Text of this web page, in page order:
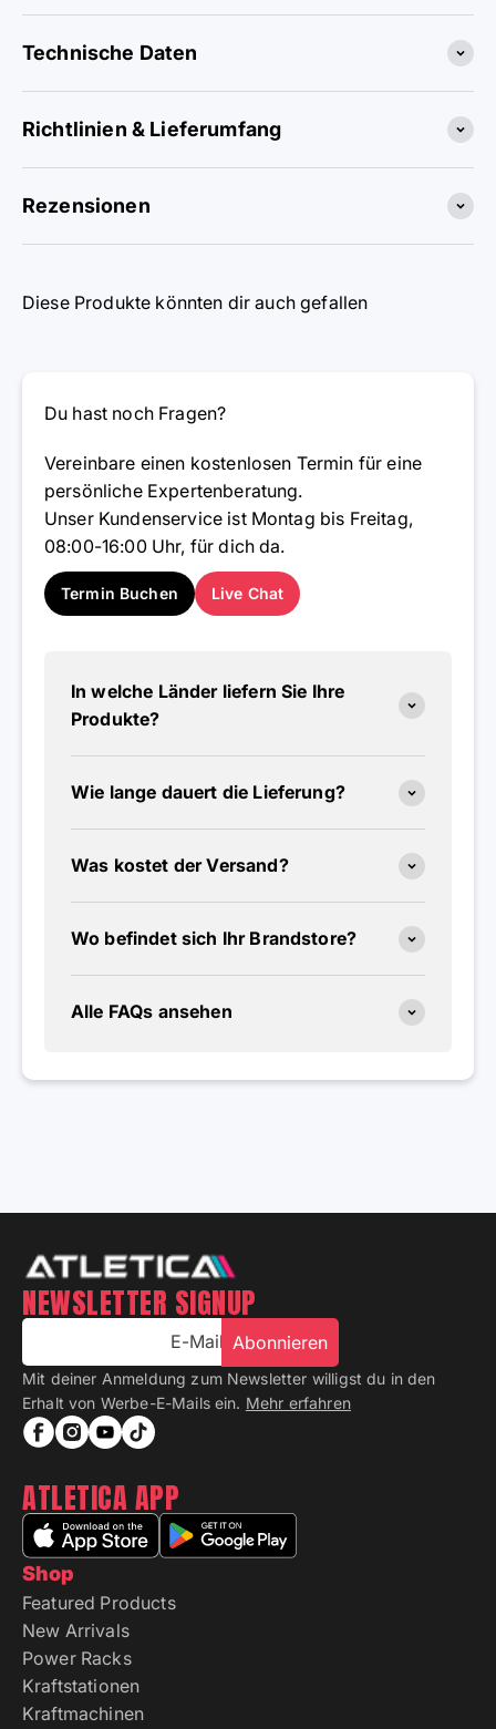
Technische Daten
Richtlinien & Lieferumfang
Rezensionen
Diese Produkte könnten dir auch gefallen
Du hast noch Fragen?
Vereinbare einen kostenlosen Termin für eine
persönliche Expertenberatung.
Unser Kundenservice ist Montag bis Freitag,
08:00-16:00 Uhr, für dich da.
Termin Buchen Live Chat
In welche Länder liefern Sie Ihre
Produkte?
Wie lange dauert die Lieferung?
Was kostet der Versand?
Wo befindet sich Ihr Brandstore?
Alle FAQs ansehen
Shop
Featured Products
New Arrivals
Power Racks
Kraftstationen
Kraftmachinen
NEWSLETTER SIGNUP
E-Mail Abonnieren
Mit deiner Anmeldung zum Newsletter willigst du in den
Erhalt von Werbe-E-Mails ein. Mehr erfahren
ATLETICA APP